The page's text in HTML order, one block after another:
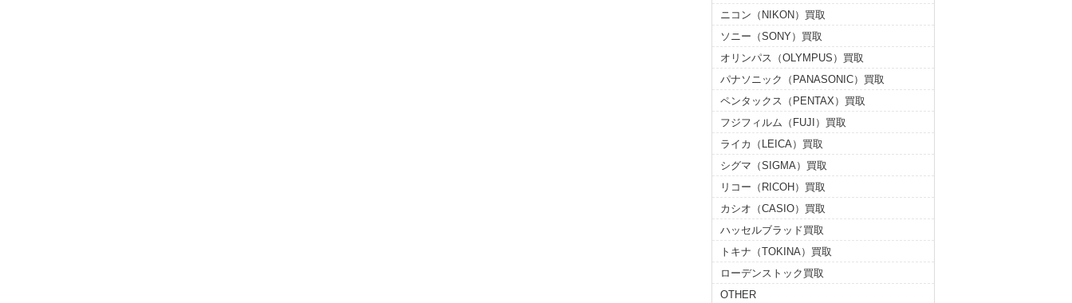
ニコン（NIKON）買取
ソニー（SONY）買取
オリンパス（OLYMPUS）買取
パナソニック（PANASONIC）買取
ペンタックス（PENTAX）買取
フジフィルム（FUJI）買取
ライカ（LEICA）買取
シグマ（SIGMA）買取
リコー（RICOH）買取
カシオ（CASIO）買取
ハッセルブラッド買取
トキナ（TOKINA）買取
ローデンストック買取
OTHER